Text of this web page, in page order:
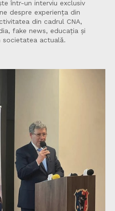
într-un interviu exclusiv
despre experiența din
din cadrul CNA,
fake news, educația și
societatea actuală.